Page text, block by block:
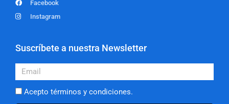
Facebook
Instagram
Suscríbete a nuestra Newsletter
Email
Acepto términos y condiciones.